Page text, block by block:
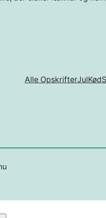
Alle OpskrifterJulKød